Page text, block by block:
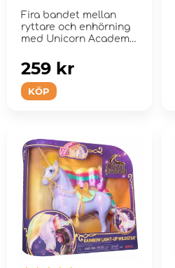
Fira bandet mellan
ryttare och enhörning
med Unicorn Academy
KÖP
259 kr